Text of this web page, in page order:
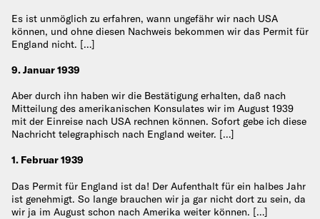
Es ist unmöglich zu erfahren, wann ungefähr wir nach USA
können, und ohne diesen Nachweis bekommen wir das Permit für
England nicht. […]
9. Januar 1939
Aber durch ihn haben wir die Bestätigung erhalten, daß nach
Mitteilung des amerikanischen Konsulates wir im August 1939
mit der Einreise nach USA rechnen können. Sofort gebe ich diese
Nachricht telegraphisch nach England weiter. […]
1. Februar 1939
Das Permit für England ist da! Der Aufenthalt für ein halbes Jahr
ist genehmigt. So lange brauchen wir ja gar nicht dort zu sein, da
wir ja im August schon nach Amerika weiter können. […]